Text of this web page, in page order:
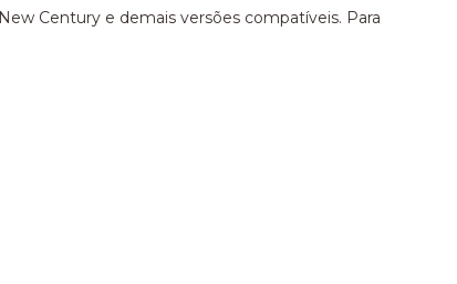
Century e demais versões compatíveis. Para